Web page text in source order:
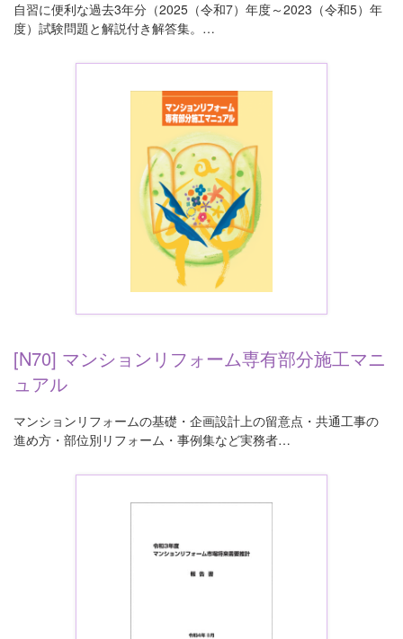
自習に便利な過去3年分（2025（令和7）年度～2023（令和5）年
度）試験問題と解説付き解答集。…
[N70] マンションリフォーム専有部分施工マニ
ュアル
マンションリフォームの基礎・企画設計上の留意点・共通工事の
進め方・部位別リフォーム・事例集など実務者…